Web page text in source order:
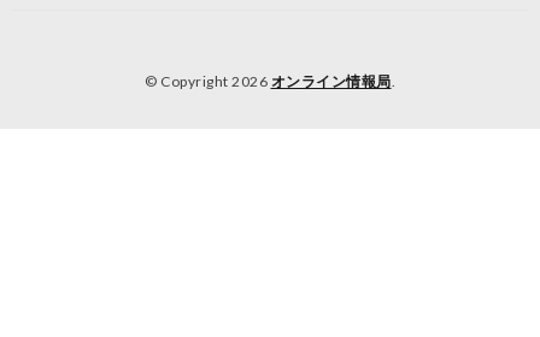
© Copyright 2026 オンライン情報局